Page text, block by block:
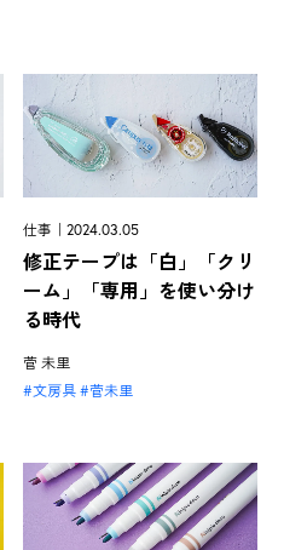
仕事｜2024.03.05
修正テープは「白」「クリ
ーム」「専用」を使い分け
る時代
菅 未里
文房具
菅未里